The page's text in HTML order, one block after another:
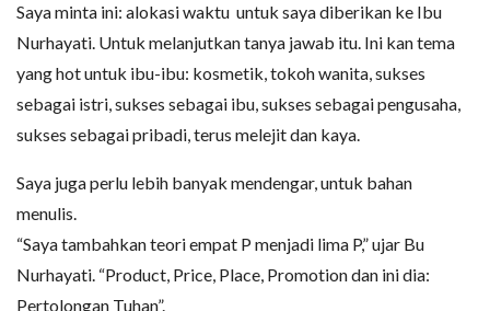
Saya minta ini: alokasi waktu untuk saya diberikan ke Ibu
Nurhayati. Untuk melanjutkan tanya jawab itu. Ini kan tema
yang hot untuk ibu-ibu: kosmetik, tokoh wanita, sukses
sebagai istri, sukses sebagai ibu, sukses sebagai pengusaha,
sukses sebagai pribadi, terus melejit dan kaya.
Saya juga perlu lebih banyak mendengar, untuk bahan
menulis.
“Saya tambahkan teori empat P menjadi lima P,” ujar Bu
Nurhayati. “Product, Price, Place, Promotion dan ini dia:
Pertolongan Tuhan”.